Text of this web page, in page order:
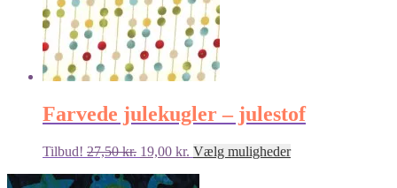
vælges
på
varesiden
Farvede julekugler – julestof
Tilbud! 27,50kr. Den
pris
19,00 kr. Den
pris
Vælg mulighederDette